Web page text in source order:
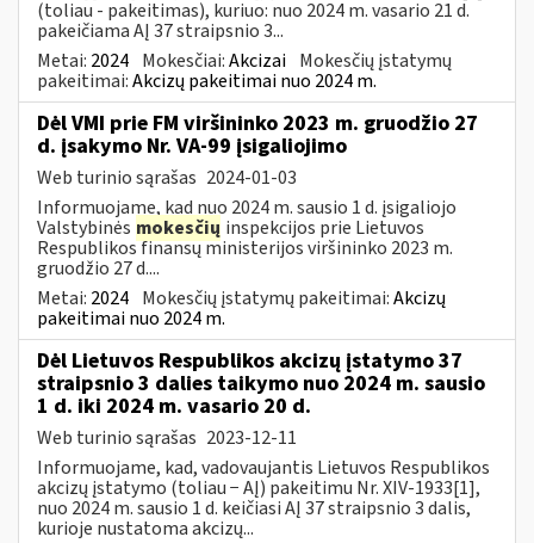
(toliau - pakeitimas), kuriuo: nuo 2024 m. vasario 21 d.
pakeičiama AĮ 37 straipsnio 3...
Metai: 2024 Mokesčiai:Akcizai Mokesčių įstatymų
pakeitimai:Akcizų pakeitimai nuo 2024 m.
Dėl VMI prie FM viršininko 2023 m. gruodžio 27
d. įsakymo Nr. VA-99 įsigaliojimo
Web turinio sąrašas 2024-01-03
Informuojame, kad nuo 2024 m. sausio 1 d. įsigaliojo
Valstybinės mokesčių inspekcijos prie Lietuvos
Respublikos finansų ministerijos viršininko 2023 m.
gruodžio 27 d....
Metai: 2024 Mokesčių įstatymų pakeitimai:Akcizų
pakeitimai nuo 2024 m.
Dėl Lietuvos Respublikos akcizų įstatymo 37
straipsnio 3 dalies taikymo nuo 2024 m. sausio
1 d. iki 2024 m. vasario 20 d.
Web turinio sąrašas 2023-12-11
Informuojame, kad, vadovaujantis Lietuvos Respublikos
akcizų įstatymo (toliau − AĮ) pakeitimu Nr. XIV-1933[1],
nuo 2024 m. sausio 1 d. keičiasi AĮ 37 straipsnio 3 dalis,
kurioje nustatoma akcizų...